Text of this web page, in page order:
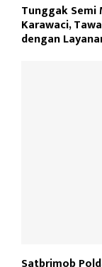
Tunggak Semi
Karawaci,
dengan